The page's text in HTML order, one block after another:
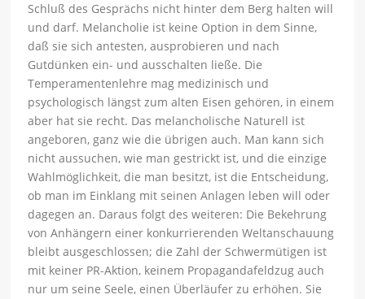
Schluß des Gesprächs nicht hinter dem Berg halten will
und darf. Melancholie ist keine Option in dem Sinne,
daß sie sich antesten, ausprobieren und nach
Gutdünken ein- und ausschalten ließe. Die
Temperamentenlehre mag medizinisch und
psychologisch längst zum alten Eisen gehören, in einem
aber hat sie recht. Das melancholische Naturell ist
angeboren, ganz wie die übrigen auch. Man kann sich
nicht aussuchen, wie man gestrickt ist, und die einzige
Wahlmöglichkeit, die man besitzt, ist die Entscheidung,
ob man im Einklang mit seinen Anlagen leben will oder
dagegen an. Daraus folgt des weiteren: Die Bekehrung
von Anhängern einer konkurrierenden Weltanschauung
bleibt ausgeschlossen; die Zahl der Schwermütigen ist
mit keiner PR-Aktion, keinem Propagandafeldzug auch
nur um seine Seele, einen Überläufer zu erhöhen. Sie